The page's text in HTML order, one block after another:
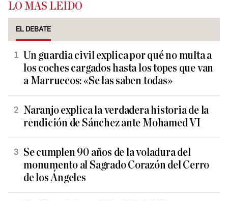
LO MÁS LEÍDO
EL DEBATE
Un guardia civil explica por qué no multa a
los coches cargados hasta los topes que van
a Marruecos: «Se las saben todas»
Naranjo explica la verdadera historia de la
rendición de Sánchez ante Mohamed VI
Se cumplen 90 años de la voladura del
monumento al Sagrado Corazón del Cerro
de los Ángeles